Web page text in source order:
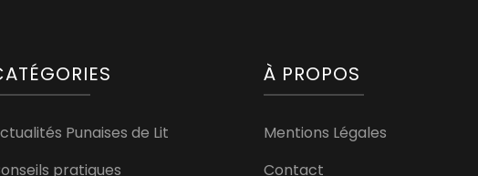
Punaises de Lit
pratiques
À PROPOS
Mentions Légales
Contact